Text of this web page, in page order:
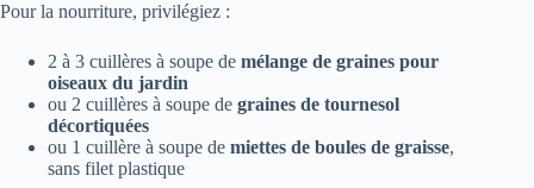
Pour la nourriture, privilégiez :
2 à 3 cuillères à soupe de mélange de graines pour
oiseaux du jardin
ou 2 cuillères à soupe de graines de tournesol
décortiquées
ou 1 cuillère à soupe de miettes de boules de graisse,
sans filet plastique